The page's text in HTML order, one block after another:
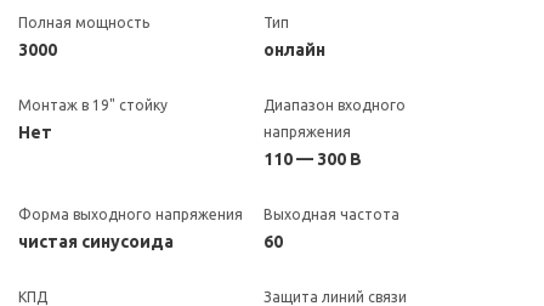
Полная мощность
3000
Тип
онлайн
Монтаж в 19" стойку
Нет
Диапазон входного
напряжения
110 — 300 В
Форма выходного напряжения
чистая синусоида
Выходная частота
60
КПД Защита линий связи